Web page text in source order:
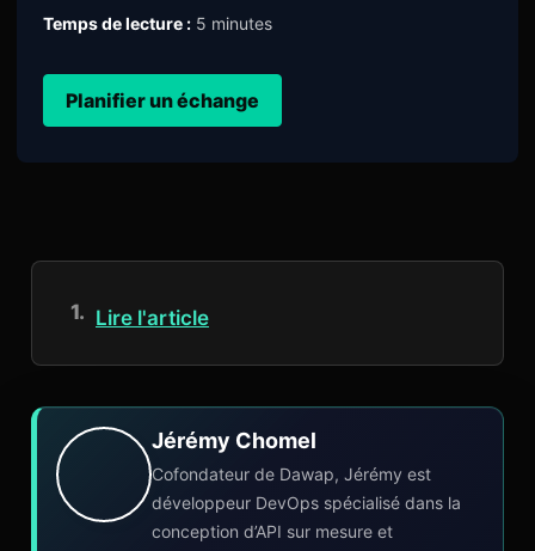
Temps de lecture : 5 minutes
Planifier un échange
Lire l'article
Jérémy Chomel
Cofondateur de Dawap, Jérémy est
développeur DevOps spécialisé dans la
conception d’API sur mesure et